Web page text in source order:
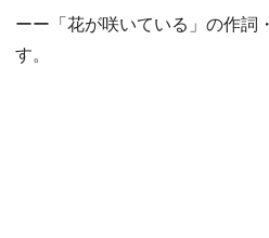
ーー「花が咲いている」の作詞
す。